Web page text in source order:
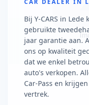
CAR DEALER IN
Bij Y-CARS in
gebruikte
jaar garantie aan.
ons op kwaliteit
dat we enkel
auto's verkopen.
Car-Pass en
vertrek.